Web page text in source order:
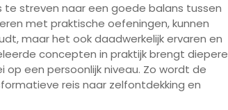
te streven naar een goede balans tussen
met praktische oefeningen, kunnen
maar het ook daadwerkelijk ervaren en
concepten in praktijk brengt diepere
een persoonlijk niveau. Zo wordt de
reis naar zelfontdekking en